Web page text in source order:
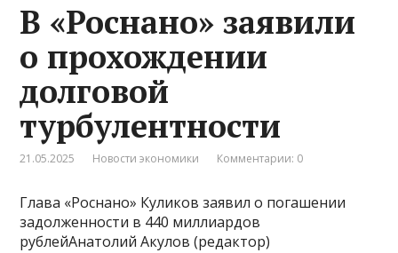
В «Роснано» заявили
о прохождении
долговой
турбулентности
21.05.2025 Новости экономики Комментарии: 0
Глава «Роснано» Куликов заявил о погашении
задолженности в 440 миллиардов
рублейАнатолий Акулов (редактор)